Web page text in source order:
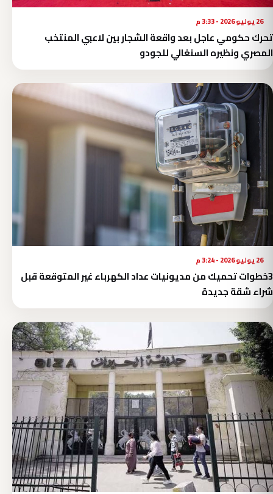
26 يوليو 2026 - 3:33 م
تحرك حكومي عاجل بعد واقعة الشجار بين لاعبي المنتخب
المصري ونظيره السنغالي للجودو
26 يوليو 2026 - 3:24 م
3خطوات تحميك من مديونيات عداد الكهرباء غير المتوقعة قبل
شراء شقة جديدة